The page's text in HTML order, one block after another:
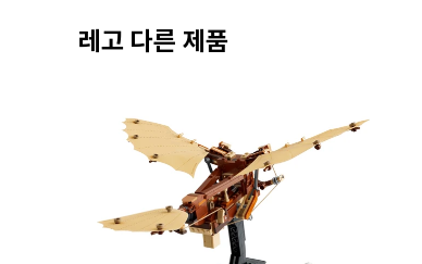
레고 다른 제품